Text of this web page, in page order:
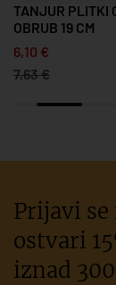
TANJUR PLITKI
OBRUB 19 CM
6,10 €
7,63 €
Prijavi
ostvari
iznad